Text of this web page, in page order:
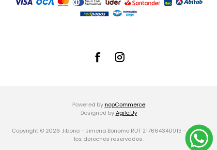
Powered by nopCommerce
Designed byAgile.Uy
Copyright © 2026 Jibona - Jimena Bonomo RUT 217664340013 -. Todos
los derechos reservados.